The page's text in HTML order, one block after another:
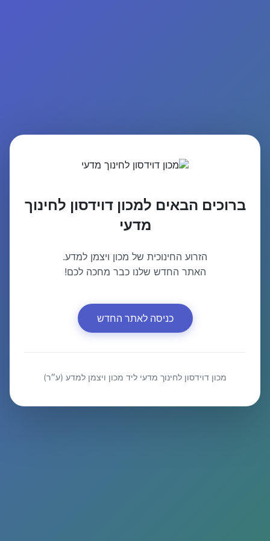
ברוכים הבאים למכון דוידסון לחינוך
מדעי
הזרוע החינוכית של מכון ויצמן למדע.
האתר החדש שלנו כבר מחכה לכם!
כניסה לאתר החדש
מכון דוידסון לחינוך מדעי ליד מכון ויצמן למדע (ע״ר)